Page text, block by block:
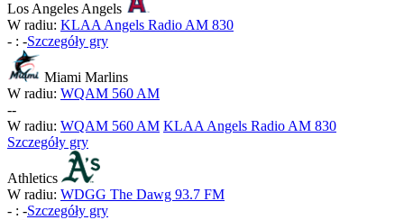
Los Angeles Angels
W radiu: KLAA Angels Radio AM 830
- : -Szczegóły gry
Miami Marlins
W radiu: WQAM 560 AM
--
W radiu: WQAM 560 AM KLAA Angels Radio AM 830
Szczegóły gry
Athletics
W radiu: WDGG The Dawg 93.7 FM
- : -Szczegóły gry